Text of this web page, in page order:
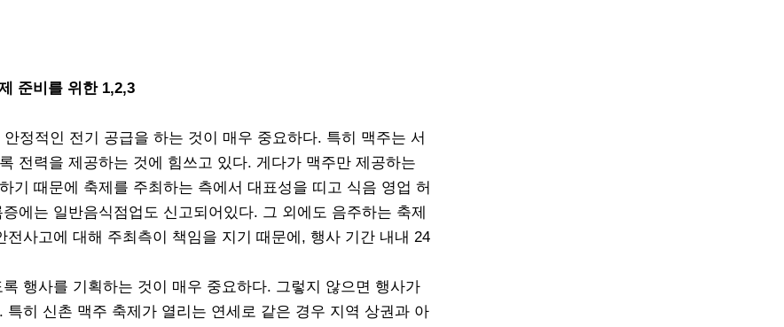
준비를 위한 1,2,3
정적인 전기 공급을 하는 것이 매우 중요하다. 특히 맥주는 서
전력을 제공하는 것에 힘쓰고 있다. 게다가 맥주만 제공하는
기 때문에 축제를 주최하는 측에서 대표성을 띠고 식음 영업 허
에는 일반음식점업도 신고되어있다. 그 외에도 음주하는 축제
사고에 대해 주최측이 책임을 지기 때문에, 행사 기간 내내 24
행사를 기획하는 것이 매우 중요하다. 그렇지 않으면 행사가
히 신촌 맥주 축제가 열리는 연세로 같은 경우 지역 상권과 아